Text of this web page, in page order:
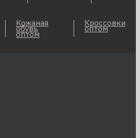
Кожаная
обувь
оптом
Кроссовки
оптом